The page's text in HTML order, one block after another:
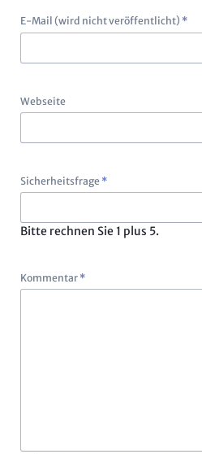
Pflichtfeld
E-Mail (wird nicht veröffentlicht) *
Webseite
Pflichtfeld
Sicherheitsfrage *
Bitte rechnen Sie 1 plus 5.
Pflichtfeld
Kommentar *